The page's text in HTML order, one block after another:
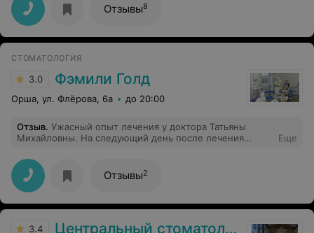
Отзывы8
СТОМАТОЛОГИЯ
3.0 Фэмили Голд
Орша, ул. Флёрова, 6а до 20:00
Отзыв. Ужасный опыт лечения у доктора Татьяны
Михайловны. На следующий день после лечения
Доделать собственную ошибку доктор времени не
нашла, сказала, что эмоционально не в состоянии(?), в
итоге не сделала два передних зуба, которые
изначально были запланированы, потому что целый
час допиливала отвалившийся кусочек задней.
только о том, чтобы дошлепать кое-как вовремя и
Еще
Отзывы2
3.4 Центральный стоматологический кабинет